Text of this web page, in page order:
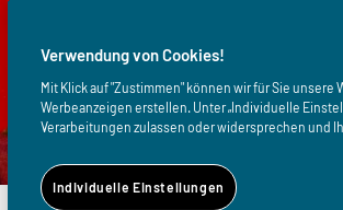
Verwendung von Cookies!
Mit Klick auf "Zustimmen" können wir für Sie
Werbeanzeigen erstellen. Unter „Individuelle
Verarbeitungen zulassen oder widersprechen und
Individuelle Einstellungen